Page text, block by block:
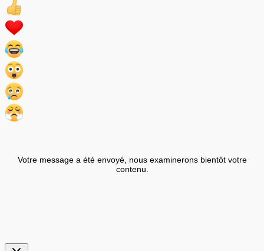
Votre message a été envoyé, nous examinerons bientôt votre
contenu.